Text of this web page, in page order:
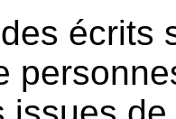
écrits